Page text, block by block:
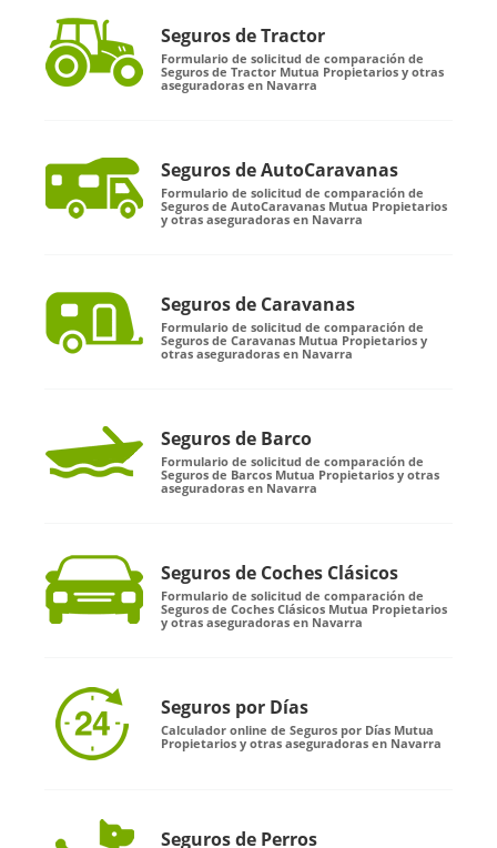
Seguros de Tractor
Formulario de solicitud de comparación de
Seguros de Tractor Mutua Propietarios y otras
aseguradoras en Navarra
Seguros de AutoCaravanas
Formulario de solicitud de comparación de
Seguros de AutoCaravanas Mutua Propietarios
y otras aseguradoras en Navarra
Seguros de Caravanas
Formulario de solicitud de comparación de
Seguros de Caravanas Mutua Propietarios y
otras aseguradoras en Navarra
Seguros de Barco
Formulario de solicitud de comparación de
Seguros de Barcos Mutua Propietarios y otras
aseguradoras en Navarra
Seguros de Coches Clásicos
Formulario de solicitud de comparación de
Seguros de Coches Clásicos Mutua Propietarios
y otras aseguradoras en Navarra
Seguros por Días
Calculador online de Seguros por Días Mutua
Propietarios y otras aseguradoras en Navarra
Seguros de Perros